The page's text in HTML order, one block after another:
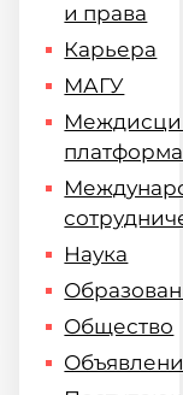
и права
Карьера
МАГУ
платформа
Наука
Общество